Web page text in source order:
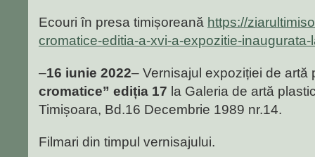
Ecouri în presa timișoreană https://
cromatice-editia-a-xvi-a-expozitie-
–16 iunie 2022– Vernisajul expoziției de artă
cromatice” ediția 17 la Galeria de artă
Timișoara, Bd.16 Decembrie 1989 nr.14.
Filmari din timpul vernisajului.